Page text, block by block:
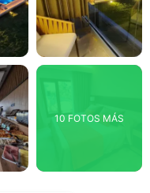
10 FOTOS MÁS